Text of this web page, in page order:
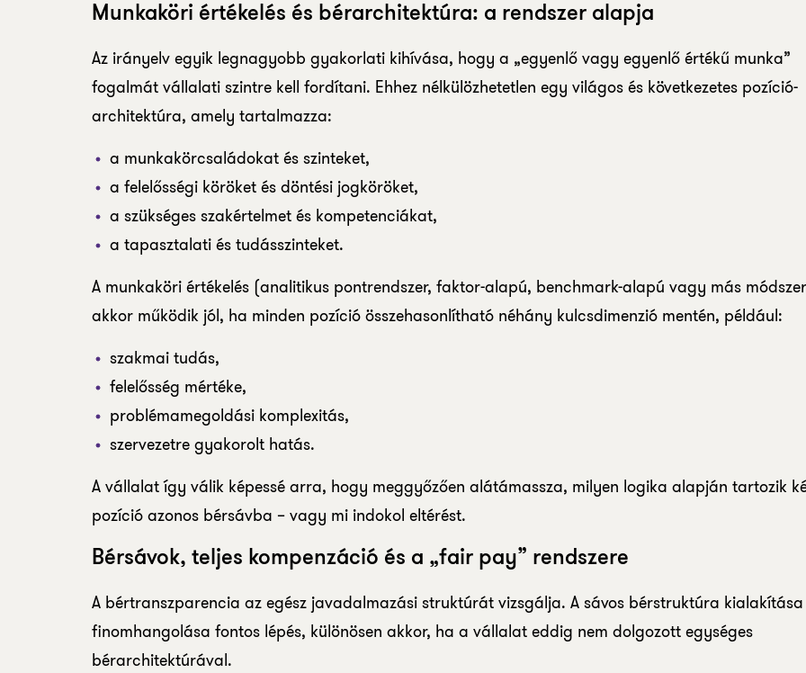
Munkaköri értékelés és bérarchitektúra: a rendszer alapja
Az irányelv egyik legnagyobb gyakorlati kihívása, hogy a „egyenlő vagy egyenlő értékű munka”
fogalmát vállalati szintre kell fordítani. Ehhez nélkülözhetetlen egy világos és következetes pozíció-
architektúra, amely tartalmazza:
a munkakörcsaládokat és szinteket,
a felelősségi köröket és döntési jogköröket,
a szükséges szakértelmet és kompetenciákat,
a tapasztalati és tudásszinteket.
A munkaköri értékelés (analitikus pontrendszer, faktor-alapú, benchmark-alapú vagy más
akkor működik jól, ha minden pozíció összehasonlítható néhány kulcsdimenzió mentén, például:
szakmai tudás,
felelősség mértéke,
problémamegoldási komplexitás,
szervezetre gyakorolt hatás.
A vállalat így válik képessé arra, hogy meggyőzően alátámassza, milyen logika alapján tartozik
pozíció azonos bérsávba – vagy mi indokol eltérést.
Bérsávok, teljes kompenzáció és a „fair pay” rendszere
A bértranszparencia az egész javadalmazási struktúrát vizsgálja. A sávos bérstruktúra
finomhangolása fontos lépés, különösen akkor, ha a vállalat eddig nem dolgozott egységes
bérarchitektúrával.